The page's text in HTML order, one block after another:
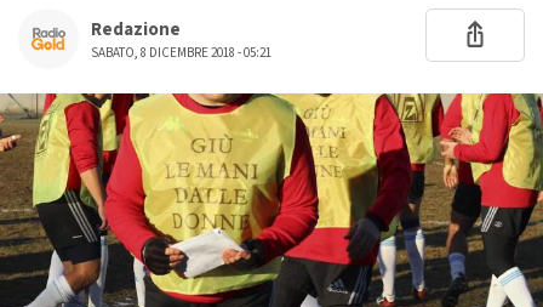
Redazione
SABATO, 8 DICEMBRE 2018 - 05:21